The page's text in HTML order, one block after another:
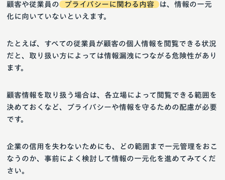
顧客や従業員の プライバシーに関わる内容
は、情報の一元
化に向いていないといえます。
たとえば、すべての従業員が顧客の個人情報を閲覧できる状況
だと、取り扱い方によっては情報漏洩につながる危険性があり
ます。
顧客情報を取り扱う場合は、各立場によって閲覧できる範囲を
決めておくなど、プライバシーや情報を守るための配慮が必要
です。
企業の信用を失わないためにも、どの範囲まで一元管理をおこ
なうのか、事前によく検討して情報の一元化を進めてみてくだ
さい。